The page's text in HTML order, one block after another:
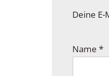
Deine
Name *